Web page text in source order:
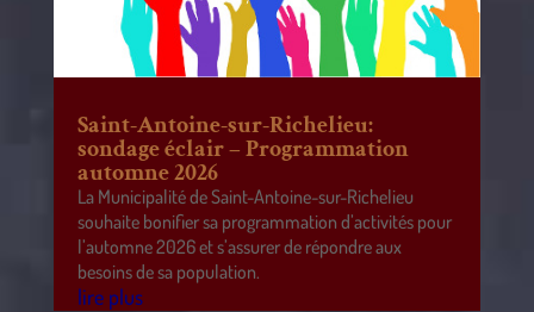
Saint-Antoine-sur-Richelieu:
sondage éclair – Programmation
automne 2026
La Municipalité de Saint-Antoine-sur-Richelieu
souhaite bonifier sa programmation d’activités pour
l’automne 2026 et s’assurer de répondre aux
besoins de sa population.
lire plus